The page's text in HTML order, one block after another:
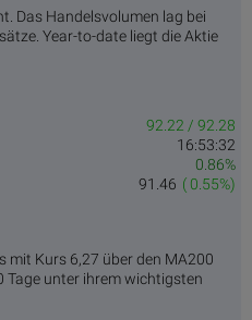
Das Handelsvolumen lag bei
Year-to-date liegt die Aktie
92.22 / 92.28
16:53:32
0.86%
( 0.55%)
91.46
Kurs 6,27 über den MA200
Tage unter ihrem wichtigsten